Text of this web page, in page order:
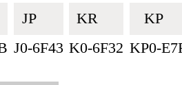
JP🇯🇵
J0-6F43
KR🇰🇷
K0-6F32
KP🇰🇵
KP0-